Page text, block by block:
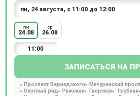
пн
24.08
ср
26.08
11:00
ЗАПИСАТЬСЯ НА
Проспект Вернадского Мичуринский
Охотный ряд
Рижская Тверская Трубная